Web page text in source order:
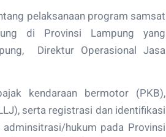
pelaksanaan program samsat
di Provinsi Lampung yang
Direktur Operasional Jasa
kendaraan bermotor (PKB),
serta registrasi dan identifikasi
adminsitrasi/hukum pada Provinsi